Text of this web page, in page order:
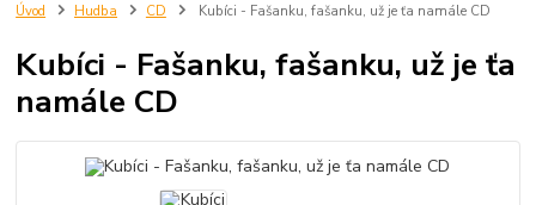
Úvod Hudba CD Kubíci - Fašanku, fašanku, už je ťa namále CD
Kubíci - Fašanku, fašanku, už je ťa
namále CD